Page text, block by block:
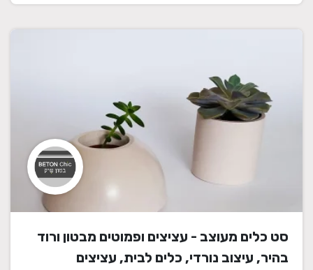
סט כלים מעוצב - עציצים ופמוטים מבטון ורוד
בהיר, עיצוב נורדי, כלים לבית, עציצים